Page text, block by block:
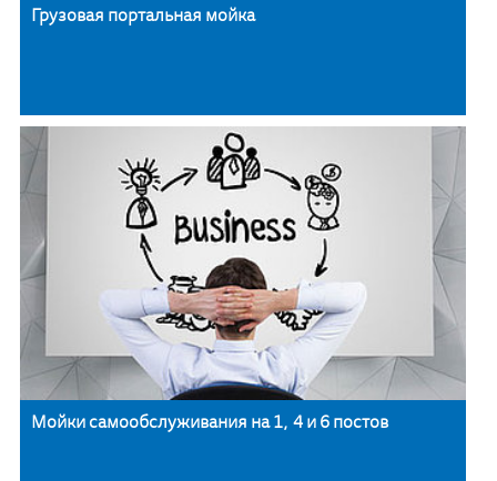
Грузовая портальная мойка
Мойки самообслуживания на 1, 4 и 6 постов